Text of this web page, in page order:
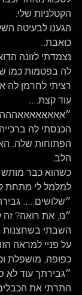
הקטלניות שלי.
הגענו לבעיטה
כואבת..
נצמדתי לזונה
לה בפטמות כמו
רציתי לחרמן לה
עוד קצת....
הכנסתי לה
הפתוחות שלה.
הלב.
כשהוא כבר מותש
למלמל לי מתחת
״שלושים.....
״נו, את רואה?
השבתי בשחצנות
על פניי למראה
כפופה, מושפלת
״גבירתך עוד לא
התרתי את